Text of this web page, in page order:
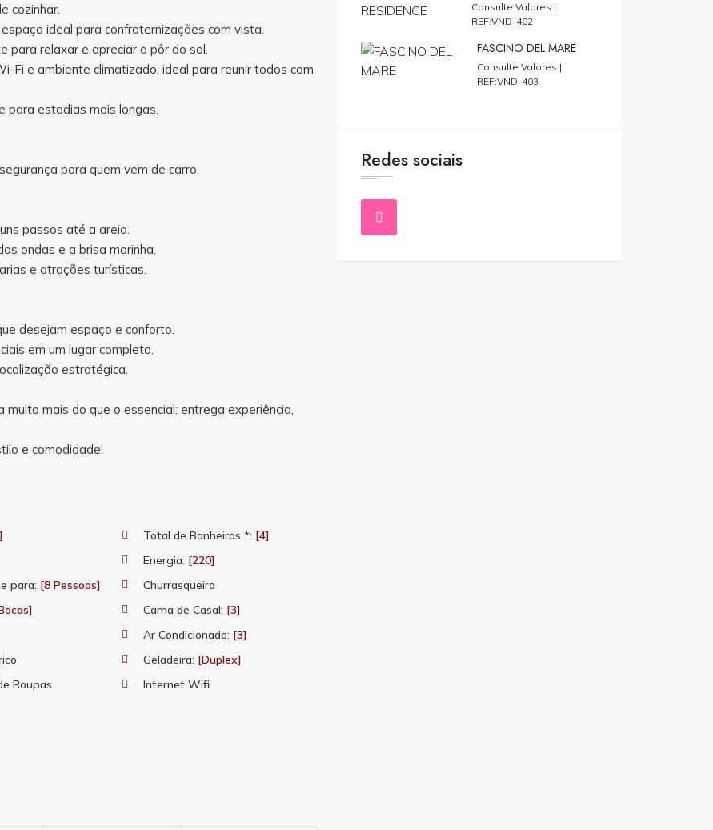
cozinhar.
ideal para confraternizações com vista.
para relaxar e apreciar o pôr do sol.
Fi e ambiente climatizado, ideal para reunir todos com
para estadias mais longas.
para quem vem de carro.
passos até a areia.
ondas e a brisa marinha.
e atrações turísticas.
desejam espaço e conforto.
em um lugar completo.
estratégica.
mais do que o essencial: entrega experiência,
e comodidade!
Total de Banheiros *: [4]
Energia: [220]
para: [8 Pessoas]
Churrasqueira
Cama de Casal: [3]
Ar Condicionado: [3]
Geladeira: [Duplex]
Roupas
Internet Wifi
Consulte Valores |
REF:VND-402
FASCINO DEL MARE
Consulte Valores |
REF:VND-403
Redes sociais